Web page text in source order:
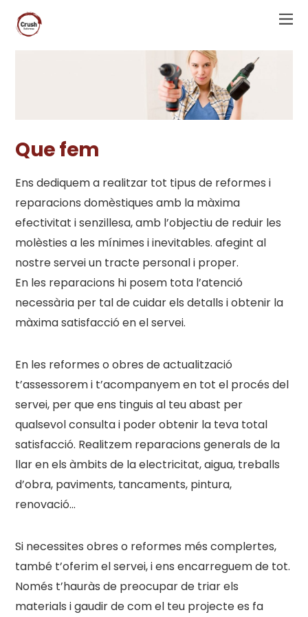
Que fem
Ens dediquem a realitzar tot tipus de reformes i
reparacions domèstiques amb la màxima
efectivitat i senzillesa, amb l’objectiu de reduir les
molèsties a les mínimes i inevitables. afegint al
nostre servei un tracte personal i proper.
En les reparacions hi posem tota l’atenció
necessària per tal de cuidar els detalls i obtenir la
màxima satisfacció en el servei.
En les reformes o obres de actualització
t’assessorem i t’acompanyem en tot el procés del
servei, per que ens tinguis al teu abast per
qualsevol consulta i poder obtenir la teva total
satisfacció. Realitzem reparacions generals de la
llar en els àmbits de la electricitat, aigua, treballs
d’obra, paviments, tancaments, pintura,
renovació…
Si necessites obres o reformes més complertes,
també t’oferim el servei, i ens encarreguem de tot.
Només t’hauràs de preocupar de triar els
materials i gaudir de com el teu projecte es fa